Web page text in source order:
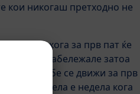
кои никогаш претходно не
кога за прв пат ќе
сте го забележале затоа
бебе се движи за прв
тата недела е недела кога